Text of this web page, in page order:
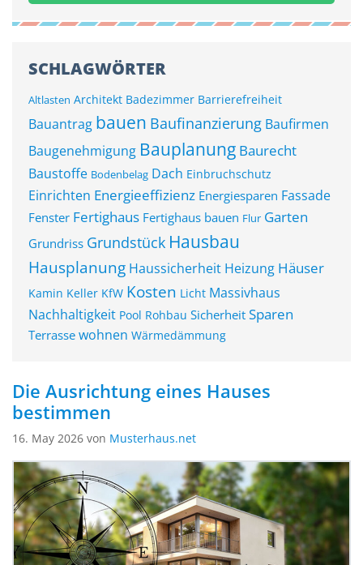
Die Ausrichtung eines Hauses
bestimmen
16. May 2026 von Musterhaus.net
SCHLAGWÖRTER
Altlasten Architekt Badezimmer Barrierefreiheit
Bauantrag bauen Baufinanzierung Baufirmen
Baugenehmigung Bauplanung Baurecht
Baustoffe Bodenbelag Dach Einbruchschutz
Einrichten Energieeffizienz Energiesparen Fassade
Fenster Fertighaus Fertighaus bauen Flur Garten
Grundriss Grundstück Hausbau
Hausplanung Haussicherheit Heizung Häuser
Kamin Keller KfW Kosten Licht Massivhaus
Nachhaltigkeit Pool Rohbau Sicherheit Sparen
Terrasse wohnen Wärmedämmung